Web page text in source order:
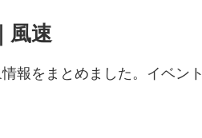
風速
報をまとめました。イベント